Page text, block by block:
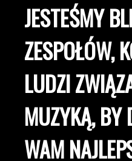
JESTEŚMY
ZESPOŁÓW,
LUDZI
MUZYKĄ, BY
WAM